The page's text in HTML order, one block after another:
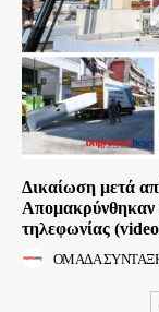
Δικαίωση μετά
Απομακρύνθηκαν
τηλεφωνίας
ΟΜΑΔΑ